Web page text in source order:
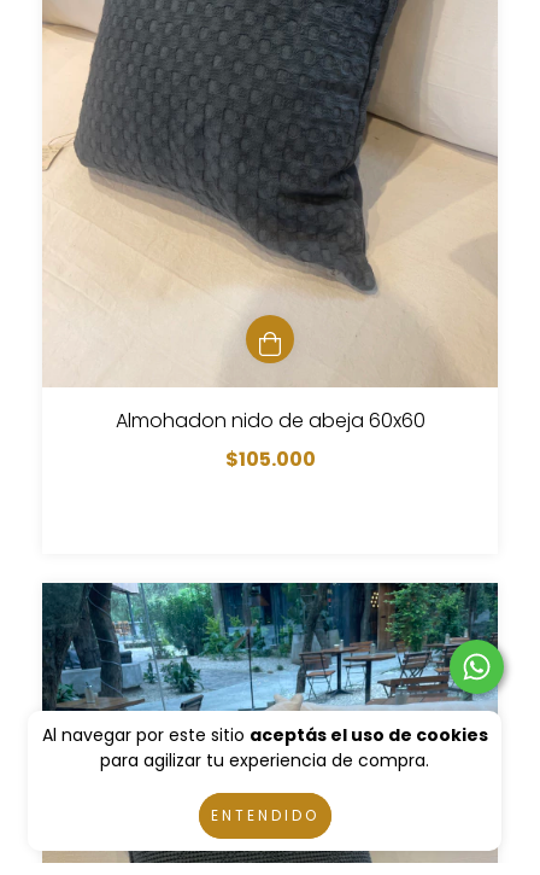
Al navegar por este sitio aceptás el uso de cookies
para agilizar tu experiencia de compra.
ENTENDIDO
Almohadon nido de abeja 60x60
$105.000